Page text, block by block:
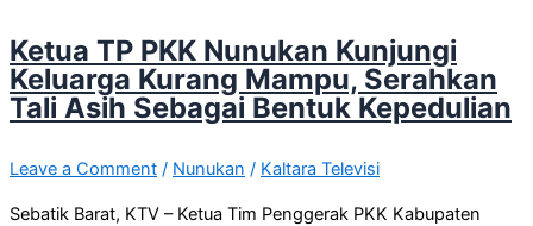
Ketua TP PKK Nunukan Kunjungi
Keluarga Kurang Mampu, Serahkan
Tali Asih Sebagai Bentuk Kepedulian
Leave a Comment / Nunukan / Kaltara Televisi
Sebatik Barat, KTV – Ketua Tim Penggerak PKK Kabupaten